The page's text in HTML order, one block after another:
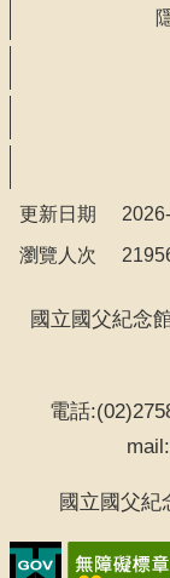
更新日期
瀏覽人次
國立國父紀念
電話
國立國父紀